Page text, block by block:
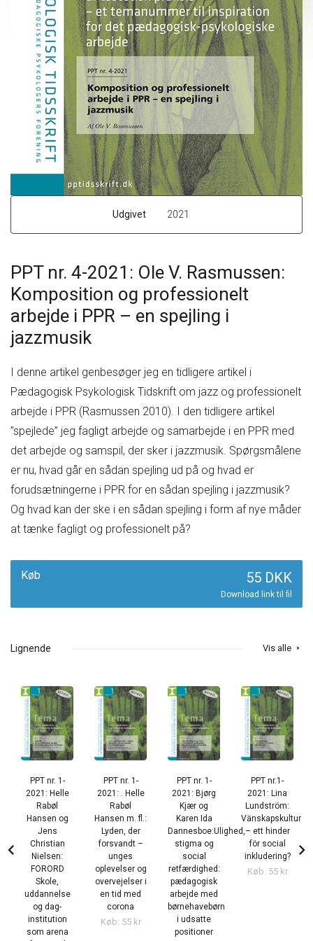
Udgivet 2021
PPT nr. 4-2021: Ole V. Rasmussen:
Komposition og professionelt
arbejde i PPR – en spejling i
jazzmusik
I denne artikel genbesøger jeg en tidligere artikel i
Pædagogisk Psykologisk Tidskrift om jazz og professionelt
arbejde i PPR (Rasmussen 2010). I den tidligere artikel
”spejlede” jeg fagligt arbejde og samarbejde i en PPR med
det arbejde og samspil, der sker i jazzmusik. Spørgsmålene
er nu, hvad går en sådan spejling ud på og hvad er
forudsætningerne i PPR for en sådan spejling i jazzmusik?
Og hvad kan der ske i en sådan spejling i form af nye måder
at tænke fagligt og professionelt på?
Køb 55 DKK
Download link til fil
Lignende Vis alle arrow_right
chevron_left
PPT nr. 1-
2021: Helle
Rabøl
Hansen og
Jens
Christian
Nielsen:
FORORD
Skole,
uddannelse
og dag-
institution
som arena
PPT nr. 1-
2021: . Helle
Rabøl
Hansen m. fl.:
Lyden, der
forsvandt –
unges
oplevelser og
overvejelser i
en tid med
corona
Køb: 55 kr
PPT nr. 1-
2021: Bjørg
Kjær og
Karen Ida
Dannesboe:Ulighed,
stigma og
social
retfærdighed:
pædagogisk
arbejde med
børnehavebørn
i udsatte
positioner
PPT nr.1-
2021: Lina
Lundström:
Vänskapskultur
– ett hinder
för social
inkludering?
Køb: 55 kr
chevron_right